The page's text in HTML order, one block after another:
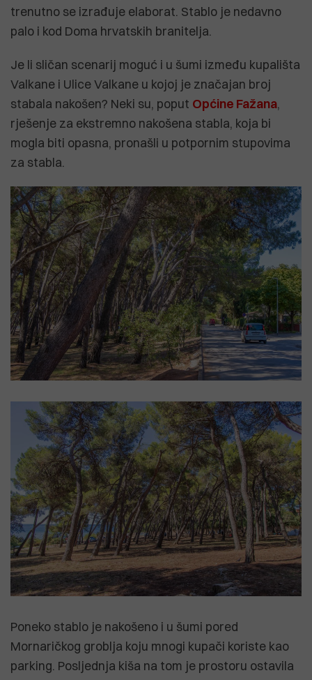
trenutno se izrađuje elaborat. Stablo je nedavno
palo i kod Doma hrvatskih branitelja.
Je li sličan scenarij moguć i u šumi između kupališta
Valkane i Ulice Valkane u kojoj je značajan broj
stabala nakošen? Neki su, poput Općine Fažana,
rješenje za ekstremno nakošena stabla, koja bi
mogla biti opasna, pronašli u potpornim stupovima
za stabla.
Poneko stablo je nakošeno i u šumi pored
Mornaričkog groblja koju mnogi kupači koriste kao
parking. Posljednja kiša na tom je prostoru ostavila